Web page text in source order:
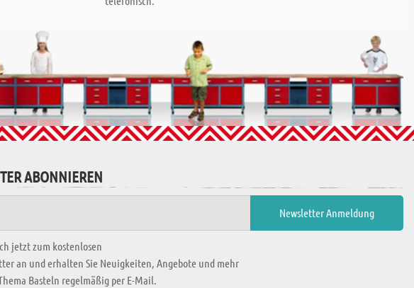
ABONNIEREN
jetzt zum kostenlosen
an und erhalten Sie Neuigkeiten, Angebote und mehr
Basteln regelmäßig per E-Mail.